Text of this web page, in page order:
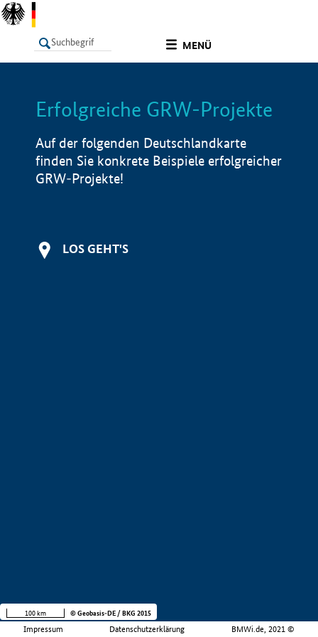
MENÜ
LISTE Info
Erfolgreiche GRW-Projekte
Auf der folgenden Deutschlandkarte
finden Sie konkrete Beispiele erfolgreicher
GRW-Projekte!
LOS GEHT'S
Impressum Datenschutzerklärung BMWi.de, 2021 ©
100 km © Geobasis-DE / BKG 2015